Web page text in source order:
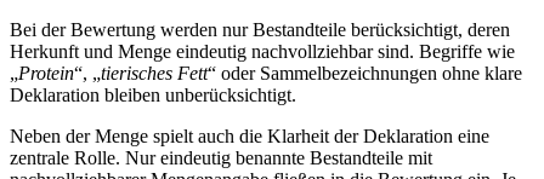
Bei der Bewertung werden nur Bestandteile berücksichtigt, deren
Herkunft und Menge eindeutig nachvollziehbar sind. Begriffe wie
„Protein“, „tierisches Fett“ oder Sammelbezeichnungen ohne klare
Deklaration bleiben unberücksichtigt.
Neben der Menge spielt auch die Klarheit der Deklaration eine
zentrale Rolle. Nur eindeutig benannte Bestandteile mit